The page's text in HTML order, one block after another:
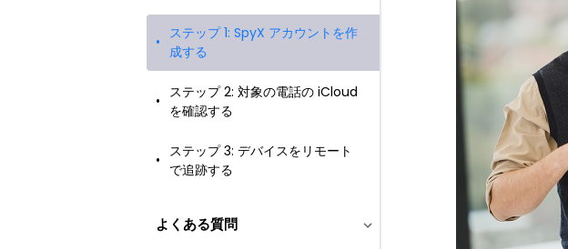
ステップ 1: SpyX アカウントを作
成する
ステップ 2: 対象の電話の iCloud
を確認する
ステップ 3: デバイスをリモート
で追跡する
よくある質問